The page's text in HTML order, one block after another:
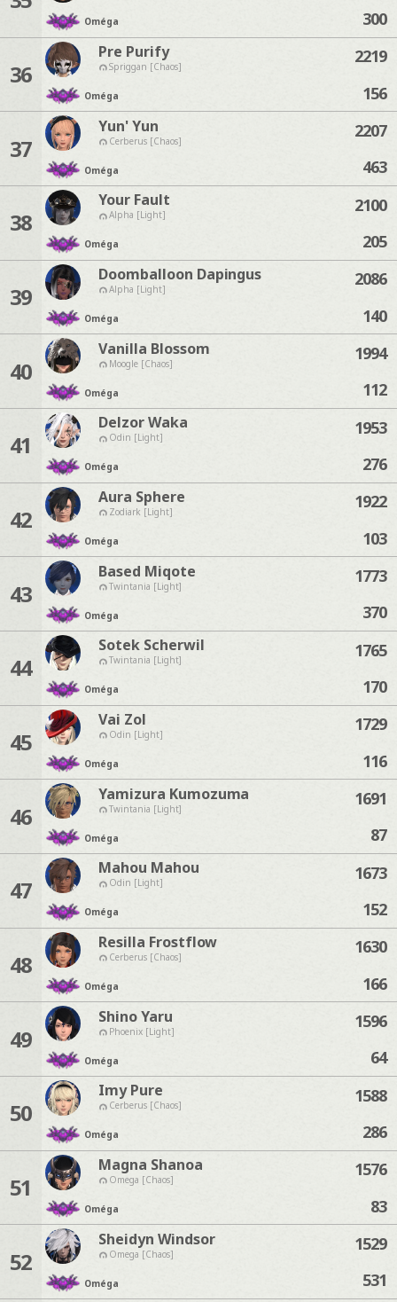
Oméga 300
36
Pre Purify
Spriggan [Chaos]
Oméga
2219
156
37
Yun' Yun
Cerberus [Chaos]
Oméga
2207
463
38
Your Fault
Alpha [Light]
Oméga
2100
205
39
Doomballoon Dapingus
Alpha [Light]
Oméga
2086
140
40
Vanilla Blossom
Moogle [Chaos]
Oméga
1994
112
41
Delzor Waka
Odin [Light]
Oméga
1953
276
42
Aura Sphere
Zodiark [Light]
Oméga
1922
103
43
Based Miqote
Twintania [Light]
Oméga
1773
370
44
Sotek Scherwil
Twintania [Light]
Oméga
1765
170
45
Vai Zol
Odin [Light]
Oméga
1729
116
46
Yamizura Kumozuma
Twintania [Light]
Oméga
1691
87
47
Mahou Mahou
Odin [Light]
Oméga
1673
152
48
Resilla Frostflow
Cerberus [Chaos]
Oméga
1630
166
49
Shino Yaru
Phoenix [Light]
Oméga
1596
64
50
Imy Pure
Cerberus [Chaos]
Oméga
1588
286
51
Magna Shanoa
Omega [Chaos]
Oméga
1576
83
52
Sheidyn Windsor
Omega [Chaos]
Oméga
1529
531